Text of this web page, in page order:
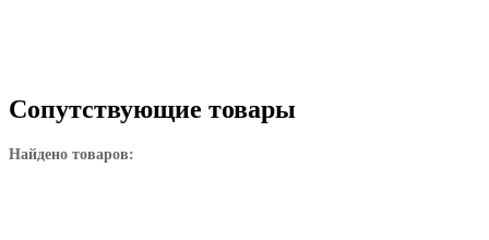
Сопутствующие товары
Найдено товаров: